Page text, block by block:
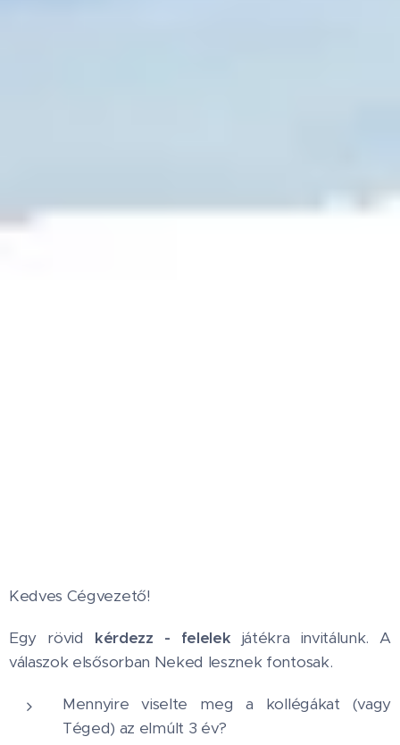
Kedves Cégvezető!
Egy rövid kérdezz - felelek játékra invitálunk. A
válaszok elsősorban Neked lesznek fontosak.
Mennyire viselte meg a kollégákat (vagy
Téged) az elmúlt 3 év?